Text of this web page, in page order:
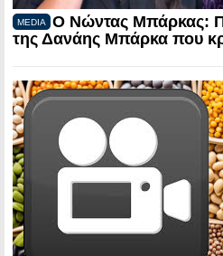
MEDIA
Ο Νώντας Μπάρκας:
της Δανάης Μπάρκα που